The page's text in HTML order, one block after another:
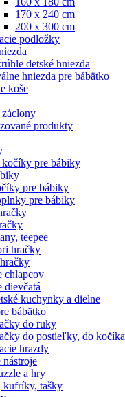
170 x 240 cm
200 x 300 cm
podložky
detské hniezda
hniezda pre bábätko
koše
záclony
produkty
pre bábiky
pre bábiky
pre bábiky
teepee
hračky
chlapcov
dievčatá
kuchynky a dielne
bábätko
do ruky
do postieľky, do kočíka
hrazdy
a hry
kufríky, tašky